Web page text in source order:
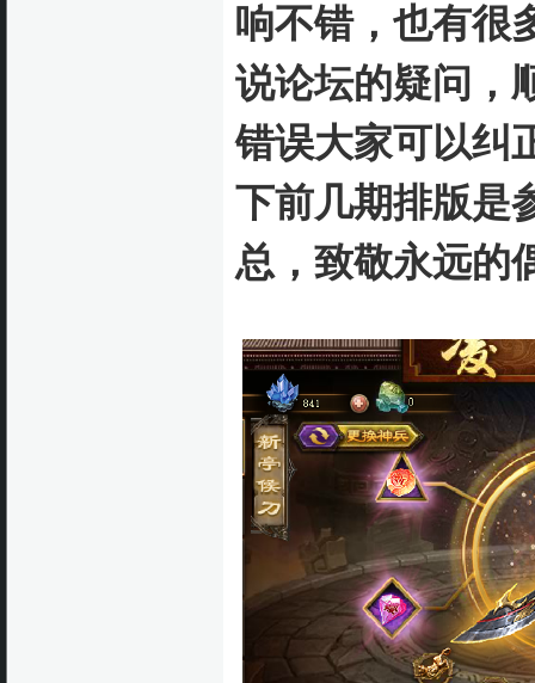
响不错，也有很
说论坛的疑问，
错误大家可以纠
下前几期排版是
总，致敬永远的